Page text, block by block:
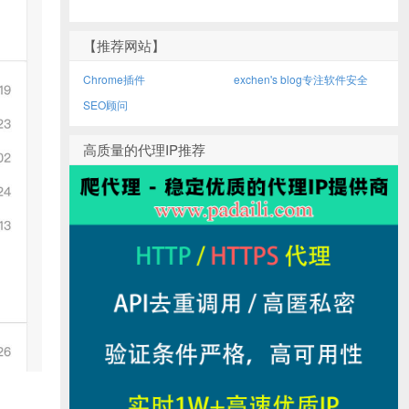
【推荐网站】
Chrome插件
exchen's blog专注软件安全
SEO顾问
高质量的代理IP推荐